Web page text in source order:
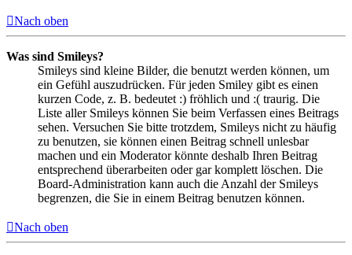
Nach oben
Was sind Smileys?
Smileys sind kleine Bilder, die benutzt werden können, um
ein Gefühl auszudrücken. Für jeden Smiley gibt es einen
kurzen Code, z. B. bedeutet :) fröhlich und :( traurig. Die
Liste aller Smileys können Sie beim Verfassen eines Beitrags
sehen. Versuchen Sie bitte trotzdem, Smileys nicht zu häufig
zu benutzen, sie können einen Beitrag schnell unlesbar
machen und ein Moderator könnte deshalb Ihren Beitrag
entsprechend überarbeiten oder gar komplett löschen. Die
Board-Administration kann auch die Anzahl der Smileys
begrenzen, die Sie in einem Beitrag benutzen können.
Nach oben